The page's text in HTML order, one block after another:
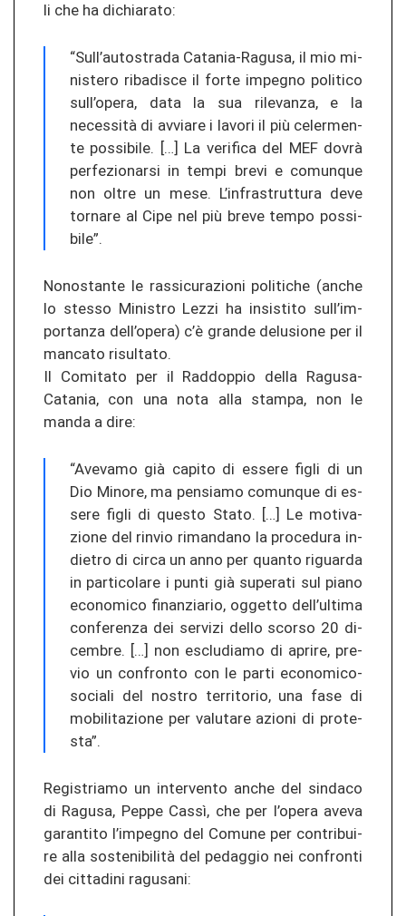
li che ha di­chia­ra­to:
“Sull’au­tos­tra­da Catania-​Ragusa, il mio mi­
nis­te­ro ribad­is­ce il forte im­pe­g­no po­li­ti­co
sull’opera, data la sua ri­le­van­za, e la
necessità di av­via­re i la­vo­ri il più ce­ler­men­
te pos­si­bi­le. […] La ve­ri­fi­ca del MEF dovrà
per­fe­zio­nar­si in tempi brevi e co­mun­que
non oltre un mese. L’in­fras­trut­tu­ra deve
tor­na­re al Cipe nel più breve tempo pos­si­
bi­le”.
No­no­stan­te le ras­si­cu­ra­zio­ni po­liti­che (anche
lo st­es­so Mi­nis­tro Lezzi ha in­sis­ti­to sull’im­
por­tan­za dell’opera) c’è gran­de de­lu­sio­ne per il
man­ca­to ri­sul­ta­to.
Il Com­ita­to per il Ra­ddop­pio della Ragusa-​
Catania, con una nota alla stam­pa, non le
manda a dire:
“Ave­v­a­mo già ca­pi­to di es­se­re figli di un
Dio Mi­no­re, ma pen­sia­mo co­mun­que di es­
se­re figli di ques­to Stato. […] Le mo­ti­va­
zio­ne del rin­vio ri­man­da­no la pro­ce­du­ra in­
die­tro di circa un anno per quan­to ri­guar­da
in par­ti­co­la­re i punti già su­pe­ra­ti sul piano
eco­no­mi­co fi­nan­zia­rio, ogget­to dell’ul­ti­ma
con­fe­ren­za dei ser­vi­zi dello scor­so 20 di­
cem­bre. […] non es­clu­dia­mo di apri­re, pre­
vio un con­fron­to con le parti economico-​
sociali del nos­tro ter­ri­to­rio, una fase di
mo­bi­li­ta­zio­ne per va­lu­ta­re azio­ni di pro­te­
sta”.
Re­gis­tria­mo un in­ter­ven­to anche del sin­da­co
di Ra­gu­sa, Peppe Cassì, che per l’opera aveva
ga­ran­ti­to l’im­pe­g­no del Co­mu­ne per con­tri­bui­
re alla sostenibilità del pe­dag­gio nei con­fron­ti
dei cit­ta­di­ni ra­gu­s­a­ni: